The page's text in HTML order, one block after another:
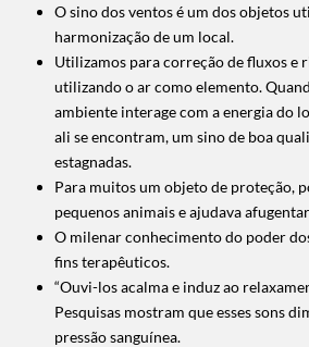
O sino dos ventos é um dos objetos
harmonização de um local.
Utilizamos para correção de fluxos e
utilizando o ar como elemento.
ambiente interage com a energia do
ali se encontram, um sino de boa
estagnadas.
Para muitos um objeto de proteção,
pequenos animais e ajudava
O milenar conhecimento do poder
fins terapêuticos.
“Ouvi-los acalma e induz ao
Pesquisas mostram que esses sons
pressão sanguínea.